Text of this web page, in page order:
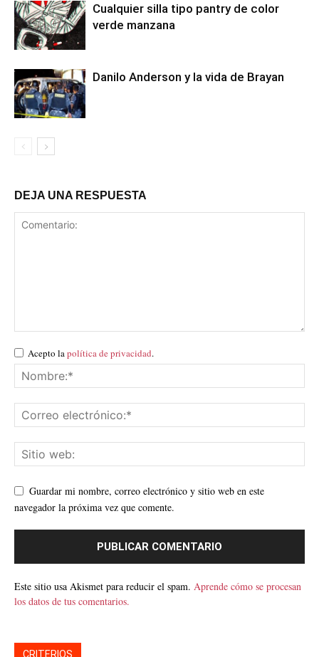
Cualquier silla tipo pantry de color
verde manzana
Danilo Anderson y la vida de Brayan
DEJA UNA RESPUESTA
Acepto lapolítica de privacidad.
Guardar mi nombre, correo electrónico y sitio web en este
navegador la próxima vez que comente.
Este sitio usa Akismet para reducir el spam. Aprende cómo se procesan
los datos de tus comentarios.
CRITERIOS